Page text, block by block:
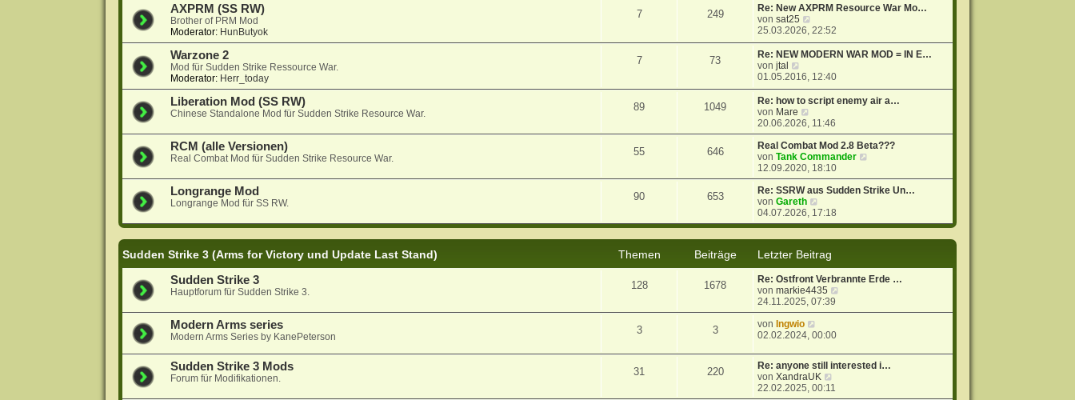
r
a
g
r
B
e
i
t
r
a
g
e
r
r
AXPRM (SS RW)
Brother of PRM Mod
Moderator: HunButyok
7 249
Re: New AXPRM Resource War Mo…
vonsat25
e
u
e
t
r
e
t
r
a
25.03.2026, 22:52
Warzone 2
Mod für Sudden Strike Ressource War.
Moderator: Herr_today
7 73
Re: NEW MODERN WAR MOD = IN E…
vonjtal
e
u
e
s
t
e
r
B
e
i
t
r
a
g
01.05.2016, 12:40
Liberation Mod (SS RW)
Chinese Standalone Mod für Sudden Strike Resource War.
89 1049
Re: how to script enemy air a…
von Mare
e
u
e
s
e
r
B
e
i
a
g
20.06.2026, 11:46
RCM (alle Versionen)
Real Combat Mod für Sudden Strike Resource War.
55 646
Real Combat Mod 2.8 Beta???
vonTank Commander
u
e
e
i
t
g
12.09.2020, 18:10
Longrange Mod
Longrange Mod für SS RW.
90 653
Re: SSRW aus Sudden Strike Un…
vonGareth
e
u
t
e
r
B
e
i
r
g
04.07.2026, 17:18
Sudden Strike 3 (Arms for Victory und Update Last Stand) Themen Beiträge
Letzter Beitrag
Sudden Strike 3
Hauptforum für Sudden Strike 3.
128 1678
Re: Ostfront Verbrannte Erde …
vonmarkie4435
u
e
r
24.11.2025, 07:39
Modern Arms series
Modern Arms Series by KanePeterson
3 3 von Ingwio
e
e
s
t
e
02.02.2024, 00:00
Sudden Strike 3 Mods
Forum für Modifikationen.
31 220
Re: anyone still interested i…
vonXandraUK
22.02.2025, 00:11